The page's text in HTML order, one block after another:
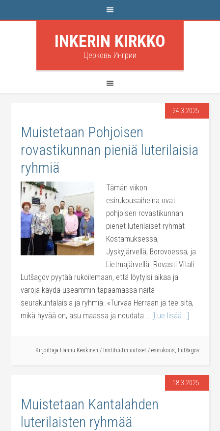
INKERIN KIRKKO
Церковь Ингрии
24.3.2025
Muistetaan Pohjoisen
rovastikunnan pieniä luterilaisia
ryhmiä
Tämän viikon
esirukousaiheina ovat
pohjoisen rovastikunnan
pienet luterilaiset ryhmät
Kostamuksessa,
Jyskyjärvellä, Borovoessa, ja
Lietmajärvellä. Rovasti Vitali
Lutšagov pyytää rukoilemaan, että löytyisi aikaa ja
varoja käydä useammin tapaamassa näitä
seurakuntalaisia ja ryhmiä. «Turvaa Herraan ja tee sitä,
mikä hyvää on, asu maassa ja noudata … [Lue lisää...]
Kirjoittaja Hannu Keskinen / Instituutin uutiset / esirukous, Lutšagov
18.3.2025
Muistetaan Kantalahden
luterilaisten ryhmää